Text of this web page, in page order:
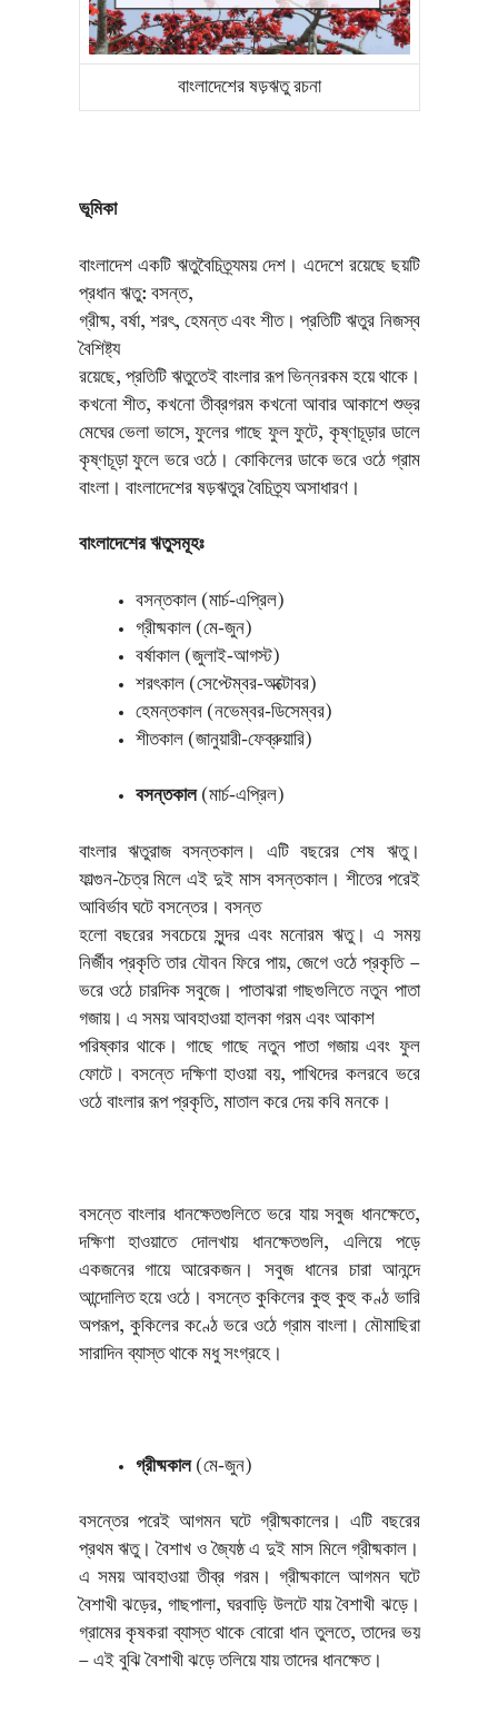
বাংলাদেশের ষড়ঋতু রচনা
ভূমিকা
বাংলাদেশ একটি ঋতুবৈচিত্র্যময় দেশ। এদেশে রয়েছে ছয়টি
প্রধান ঋতু: বসন্ত,
গ্রীষ্ম, বর্ষা, শরৎ, হেমন্ত এবং শীত। প্রতিটি ঋতুর নিজস্ব
বৈশিষ্ট্য
রয়েছে, প্রতিটি ঋতুতেই বাংলার রূপ ভিন্নরকম হয়ে থাকে।
কখনো শীত, কখনো তীব্রগরম কখনো আবার আকাশে শুভ্র
মেঘের ভেলা ভাসে, ফুলের গাছে ফুল ফুটে, কৃষ্ণচূড়ার ডালে
কৃষ্ণচূড়া ফুলে ভরে ওঠে। কোকিলের ডাকে ভরে ওঠে গ্রাম
বাংলা। বাংলাদেশের ষড়ঋতুর বৈচিত্র্য অসাধারণ।
বাংলাদেশের ঋতুসমূহঃ
বসন্তকাল (মার্চ-এপ্রিল)
গ্রীষ্মকাল (মে-জুন)
বর্ষাকাল (জুলাই-আগস্ট)
শরৎকাল (সেপ্টেম্বর-অক্টোবর)
হেমন্তকাল (নভেম্বর-ডিসেম্বর)
শীতকাল (জানুয়ারী-ফেব্রুয়ারি)
বসন্তকাল(মার্চ-এপ্রিল)
বাংলার ঋতুরাজ বসন্তকাল। এটি বছরের শেষ ঋতু।
ফাল্গুন-চৈত্র মিলে এই দুই মাস বসন্তকাল। শীতের পরেই
আবির্ভাব ঘটে বসন্তের। বসন্ত
হলো বছরের সবচেয়ে সুন্দর এবং মনোরম ঋতু। এ সময়
নির্জীব প্রকৃতি তার যৌবন ফিরে পায়, জেগে ওঠে প্রকৃতি –
ভরে ওঠে চারদিক সবুজে। পাতাঝরা গাছগুলিতে নতুন পাতা
গজায়। এ সময় আবহাওয়া হালকা গরম এবং আকাশ
পরিষ্কার থাকে। গাছে গাছে নতুন পাতা গজায় এবং ফুল
ফোটে। বসন্তে দক্ষিণা হাওয়া বয়, পাখিদের কলরবে ভরে
ওঠে বাংলার রূপ প্রকৃতি, মাতাল করে দেয় কবি মনকে।
বসন্তে বাংলার ধানক্ষেতগুলিতে ভরে যায় সবুজ ধানক্ষেতে,
দক্ষিণা হাওয়াতে দোলখায় ধানক্ষেতগুলি, এলিয়ে পড়ে
একজনের গায়ে আরেকজন। সবুজ ধানের চারা আনন্দে
আন্দোলিত হয়ে ওঠে। বসন্তে কুকিলের কুহু কুহু কণ্ঠ ভারি
অপরূপ, কুকিলের কণ্ঠে ভরে ওঠে গ্রাম বাংলা। মৌমাছিরা
সারাদিন ব্যাস্ত থাকে মধু সংগ্রহে।
গ্রীষ্মকাল(মে-জুন)
বসন্তের পরেই আগমন ঘটে গ্রীষ্মকালের। এটি বছরের
প্রথম ঋতু। বৈশাখ ও জ্যৈষ্ঠ এ দুই মাস মিলে গ্রীষ্মকাল।
এ সময় আবহাওয়া তীব্র গরম। গ্রীষ্মকালে আগমন ঘটে
বৈশাখী ঝড়ের, গাছপালা, ঘরবাড়ি উলটে যায় বৈশাখী ঝড়ে।
গ্রামের কৃষকরা ব্যাস্ত থাকে বোরো ধান তুলতে, তাদের ভয়
– এই বুঝি বৈশাখী ঝড়ে তলিয়ে যায় তাদের ধানক্ষেত।